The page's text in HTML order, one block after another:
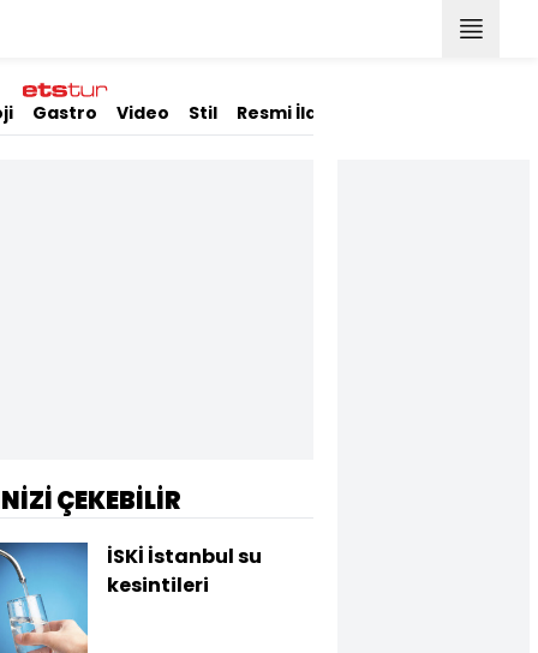
Gastro Video Stil Resmi İlanlar
ÇEKEBİLİR
İSKİ İstanbul su
kesintileri